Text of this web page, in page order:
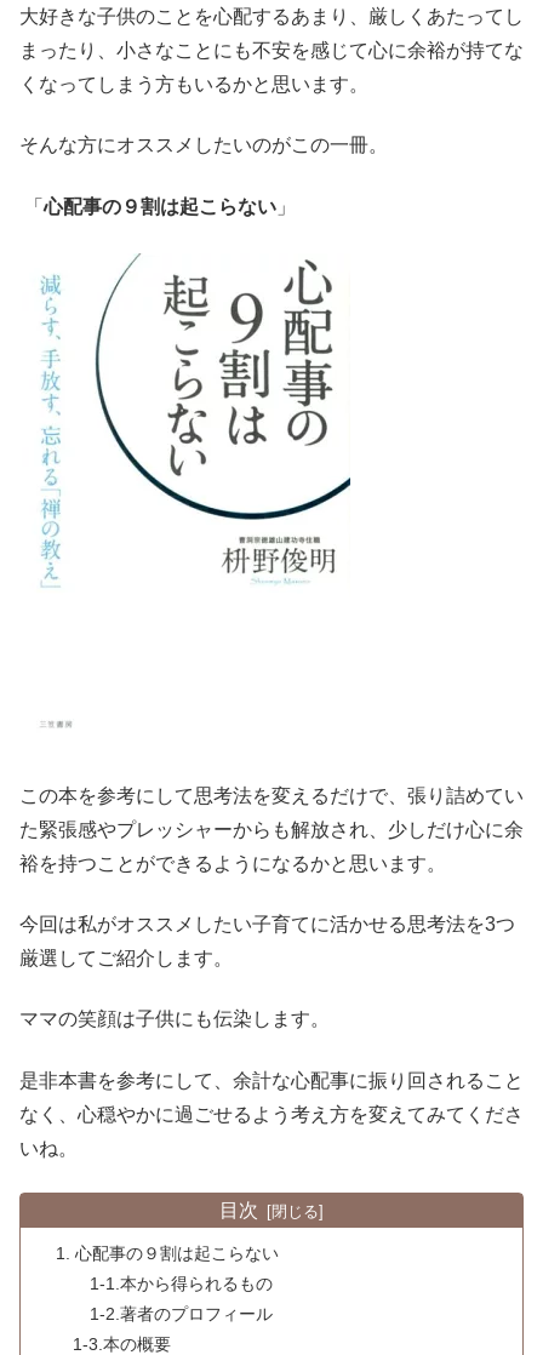
大好きな子供のことを心配するあまり、厳しくあたってし
まったり、小さなことにも不安を感じて心に余裕が持てな
くなってしまう方もいるかと思います。
そんな方にオススメしたいのがこの一冊。
「心配事の９割は起こらない 」
この本を参考にして思考法を変えるだけで、張り詰めてい
た緊張感やプレッシャーからも解放され、少しだけ心に余
裕を持つことができるようになるかと思います。
今回は私がオススメしたい子育てに活かせる思考法を3つ
厳選してご紹介します。
ママの笑顔は子供にも伝染します。
是非本書を参考にして、余計な心配事に振り回されること
なく、心穏やかに過ごせるよう考え方を変えてみてくださ
いね。
目次
1. 心配事の９割は起こらない
1-1.本から得られるもの
1-2.著者のプロフィール
1-3.本の概要